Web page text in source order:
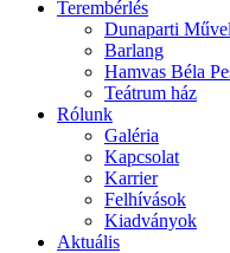
Terembérlés
Dunaparti
Barlang
Hamvas Béla
Teátrum ház
Rólunk
Galéria
Kapcsolat
Karrier
Felhívások
Kiadványok
Aktuális